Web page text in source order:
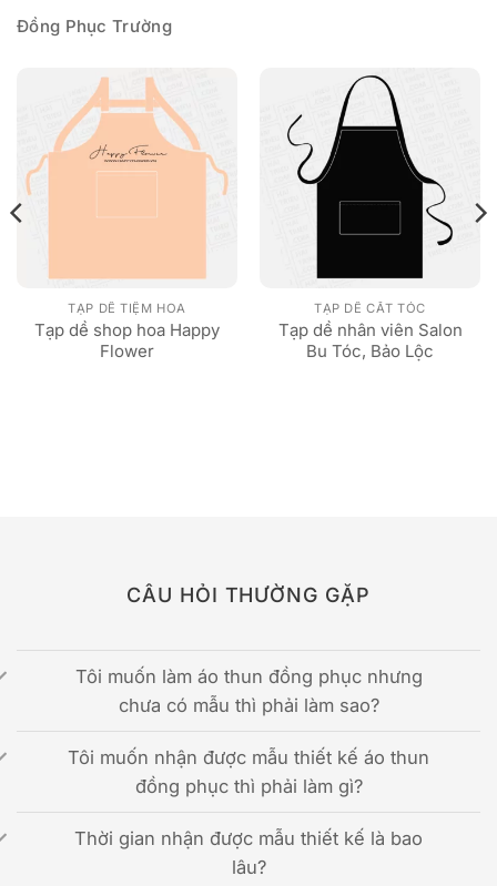
Đồng Phục Trường
TẠP DỀ TIỆM HOA
Tạp dề shop hoa Happy
Flower
TẠP DỀ CẮT TÓC
Tạp dề nhân viên Salon
Bu Tóc, Bảo Lộc
CÂU HỎI THƯỜNG GẶP
Tôi muốn làm áo thun đồng phục nhưng
chưa có mẫu thì phải làm sao?
Tôi muốn nhận được mẫu thiết kế áo thun
đồng phục thì phải làm gì?
Thời gian nhận được mẫu thiết kế là bao
lâu?